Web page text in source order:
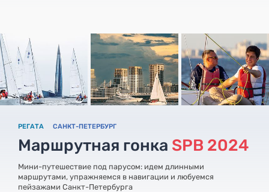
РЕГАТА САНКТ-ПЕТЕРБУРГ
Маршрутная гонка SPB 2024
Мини-путешествие под парусом: идем длинными
маршрутами, упражняемся в навигации и любуемся
пейзажами Санкт-Петербурга